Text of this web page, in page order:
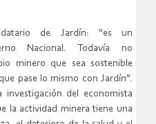
de Jardín: “es un
Nacional. Todavía no
minero que sea sostenible
pase lo mismo con Jardín”.
del economista
la actividad minera tiene una